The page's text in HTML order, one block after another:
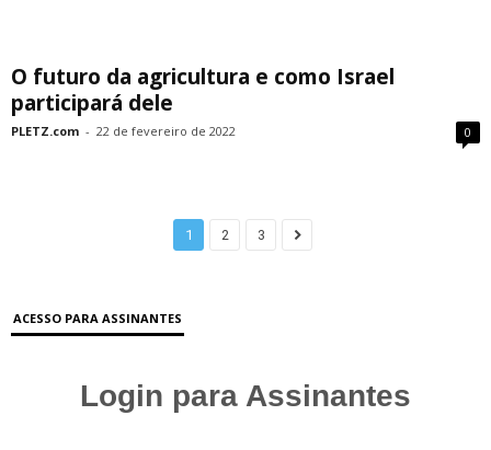
O futuro da agricultura e como Israel
participará dele
PLETZ.com - 22 de fevereiro de 2022 0
1 2 3
ACESSO PARA ASSINANTES
Login para Assinantes